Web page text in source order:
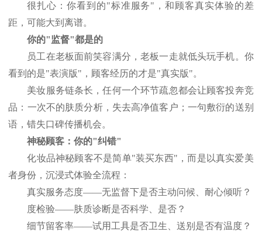
很扎心：你看到的"标准服务"，和顾客真实体验的差
距，可能大到离谱。
你的"监督"都是的
员工在老板面前笑容满分，老板一走就低头玩手机。你
看到的是"表演版"，顾客经历的才是"真实版"。
美妆服务链条长，任何一个环节疏忽都会让顾客投奔竞
品：一次不的肤质分析，失去高净值客户；一句敷衍的送别
语，错失口碑传播机会。
神秘顾客：你的"纠错"
化妆品神秘顾客不是简单"装买东西"，而是以真实爱美
者身份，沉浸式体验全流程：
真实服务态度——无监督下是否主动问候、耐心倾听？
度检验——肤质诊断是否科学、是否？
细节留客率——试用工具是否卫生、送别是否有温度？